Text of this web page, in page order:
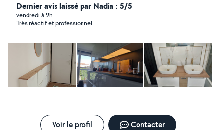
centrales d'alarme. Travail soigné, sérieux et respect
des délais.
Dernier avis laissé par Nadia : 5/5
vendredi à 9h
Très réactif et professionnel
Voir le profil Contacter